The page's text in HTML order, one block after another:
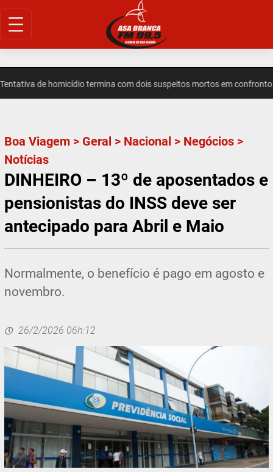
Pular
para
de homicídio termina com dois suspeitos mortos em confronto
Boa Viagem > Geral > Nacional > Negócios >
Notícias
DINHEIRO – 13º de aposentados e
pensionistas do INSS deve ser
antecipado para Abril e Maio
Normalmente, o benefício é pago em agosto e
novembro.
26/2/2026 06h:12